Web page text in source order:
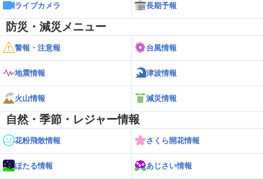
ライブカメラ 長期予報
防災・減災メニュー
警報・注意報 台風情報
地震情報 津波情報
火山情報 減災情報
自然・季節・レジャー情報
花粉飛散情報 さくら開花情報
ほたる情報 あじさい情報